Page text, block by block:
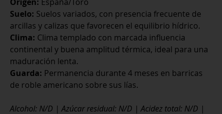
Suelo: Suelos variados, con presencia frecuente de
arcillas y calizas que favorecen el equilibrio hídrico.
Clima: Clima templado con marcada influencia
continental y buena amplitud térmica, ideal para una
maduración lenta.
Guarda: Permanencia durante 4 meses en barricas
de roble americano sobre sus lías.
Alcohol: N/D | Azúcar residual: N/D | Acidez total: N/D |